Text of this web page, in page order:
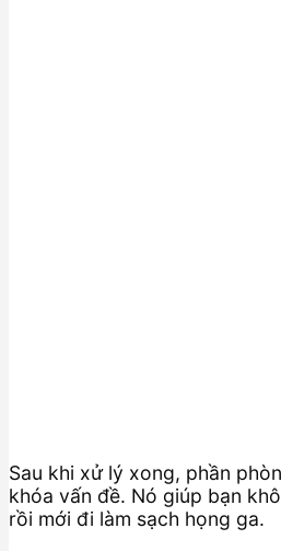
Sau khi xử lý xong, phần
khóa vấn đề. Nó giúp bạn
rồi mới đi làm sạch họng ga.